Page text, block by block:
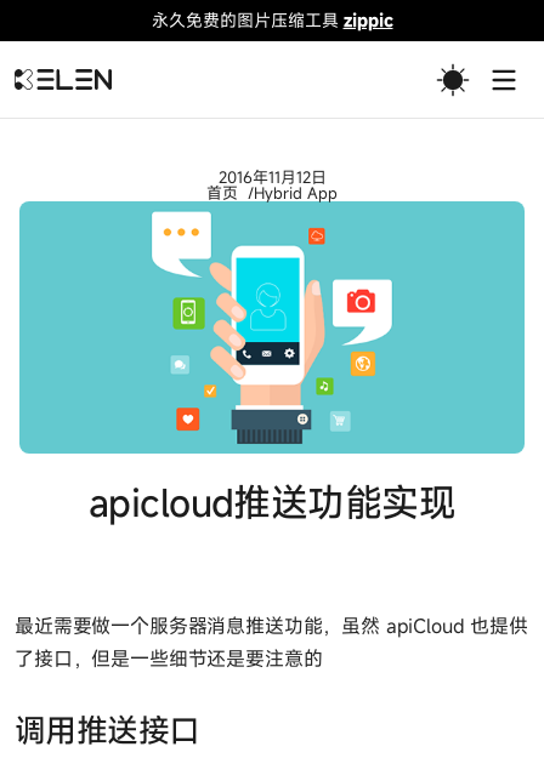
永久免费的图片压缩工具 zippic
2016年11月12日
首页 Hybrid App
apicloud推送功能实现
最近需要做一个服务器消息推送功能，虽然 apiCloud 也提供
了接口，但是一些细节还是要注意的
调用推送接口